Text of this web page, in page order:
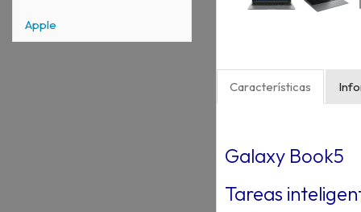
Apple
Características
Galaxy Book5
Tareas